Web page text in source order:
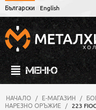
Български English
МЕНЮ
НАЧАЛО / Е-МАГАЗИН /
НАРЕЗНО ОРЪЖИЕ
/ 223